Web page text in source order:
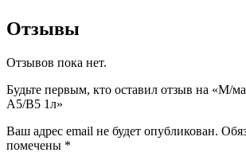
Отзывы
Отзывов пока нет.
Будьте первым, кто оставил отзыв на «М/
A5/B5 1л»
Ваш адрес email не будет опубликован.
помечены *